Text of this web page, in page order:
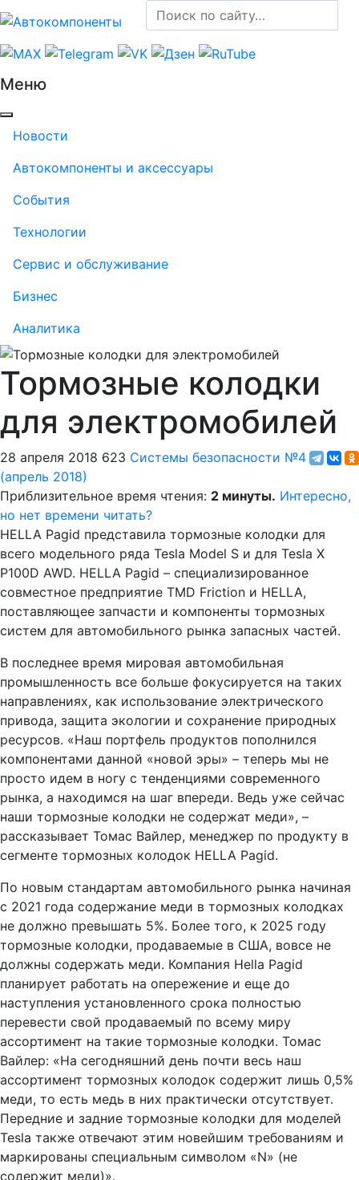
Меню
Новости
Автокомпоненты и аксессуары
События
Технологии
Сервис и обслуживание
Бизнес
Аналитика
Тормозные колодки
для электромобилей
28 апреля 2018 623 Системы безопасности №4
(апрель 2018)
Приблизительное время чтения: 2 минуты. Интересно,
но нет времени читать?
HELLA Pagid представила тормозные колодки для
всего модельного ряда Tesla Model S и для Tesla X
P100D AWD. HELLA Pagid – специализированное
совместное предприятие TMD Friction и HELLA,
поставляющее запчасти и компоненты тормозных
систем для автомобильного рынка запасных частей.
В последнее время мировая автомобильная
промышленность все больше фокусируется на таких
направлениях, как использование электрического
привода, защита экологии и сохранение природных
ресурсов. «Наш портфель продуктов пополнился
компонентами данной «новой эры» – теперь мы не
просто идем в ногу с тенденциями современного
рынка, а находимся на шаг впереди. Ведь уже сейчас
наши тормозные колодки не содержат меди», –
рассказывает Томас Вайлер, менеджер по продукту в
сегменте тормозных колодок HELLA Pagid.
По новым стандартам автомобильного рынка начиная
с 2021 года содержание меди в тормозных колодках
не должно превышать 5%. Более того, к 2025 году
тормозные колодки, продаваемые в США, вовсе не
должны содержать меди. Компания Hella Pagid
планирует работать на опережение и еще до
наступления установленного срока полностью
перевести свой продаваемый по всему миру
ассортимент на такие тормозные колодки. Томас
Вайлер: «На сегодняшний день почти весь наш
ассортимент тормозных колодок содержит лишь 0,5%
меди, то есть медь в них практически отсутствует.
Передние и задние тормозные колодки для моделей
Tesla также отвечают этим новейшим требованиям и
маркированы специальным символом «N» (не
содержит меди)».